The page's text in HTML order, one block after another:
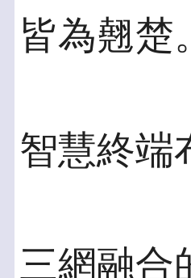
皆為翹楚。
智慧終端
三網融合